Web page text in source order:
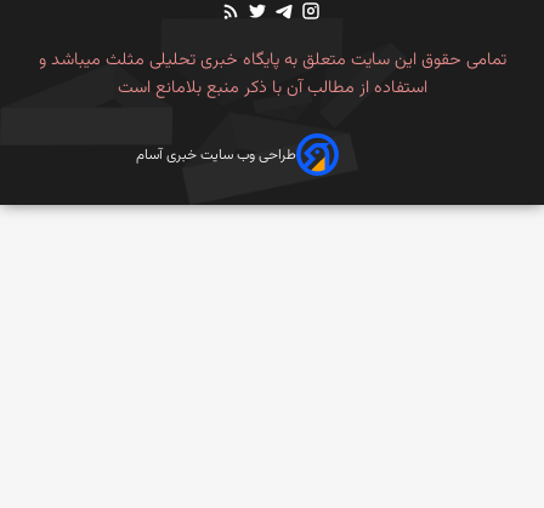
تمامی حقوق این سایت متعلق به پایگاه خبری تحلیلی مثلث میباشد و
استفاده از مطالب آن با ذکر منبع بلامانع است
طراحی وب سایت خبری آسام